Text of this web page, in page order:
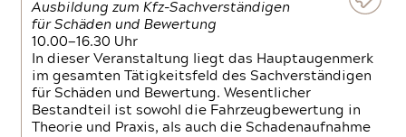
Ausbildung zum Kfz-Sachverständigen
für Schäden und Bewertung
10.00—16.30 Uhr
In dieser Veranstaltung liegt das Hauptaugenmerk
im gesamten Tätigkeitsfeld des Sachverständigen
für Schäden und Bewertung. Wesentlicher
Bestandteil ist sowohl die Fahrzeugbewertung in
Theorie und Praxis, als auch die Schadenaufnahme